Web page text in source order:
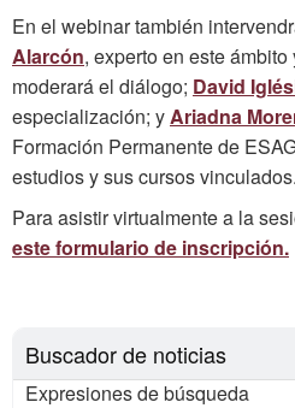
En el webinar también
Alarcón, experto en este
moderará el diálogo; David
especialización; yAriadna
Formación Permanente de
estudios y sus cursos vinculados.
Para asistir virtualmente a la
este formulario de inscripción.
Buscador de noticias
Expresiones de búsqueda